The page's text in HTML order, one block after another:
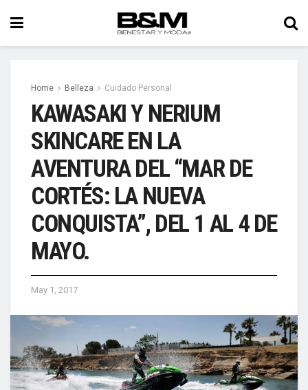
Home Belleza Cuidado Personal
KAWASAKI Y NERIUM
SKINCARE EN LA
AVENTURA DEL “MAR DE
CORTÉS: LA NUEVA
CONQUISTA”, DEL 1 AL 4 DE
MAYO.
May 1, 2017